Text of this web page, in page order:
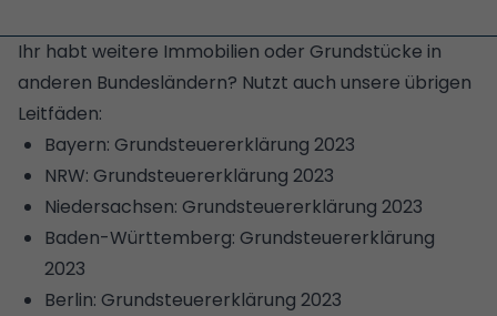
Ihr habt weitere Immobilien oder Grundstücke in
anderen Bundesländern? Nutzt auch unsere übrigen
Leitfäden:
Bayern: Grundsteuererklärung 2023
NRW: Grundsteuererklärung 2023
Niedersachsen: Grundsteuererklärung 2023
Baden-Württemberg: Grundsteuererklärung
2023
Berlin: Grundsteuererklärung 2023